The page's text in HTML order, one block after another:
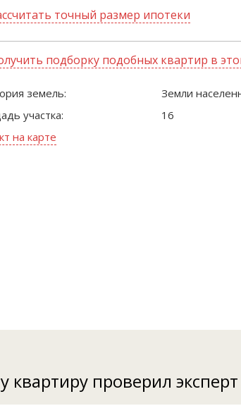
точный размер ипотеки
подборку подобных квартир в
земель:
Земли
участка:
16
на карте
квартиру проверил эксперт